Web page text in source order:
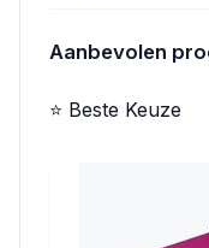
Aanbevolen
⭐ Beste Keuze